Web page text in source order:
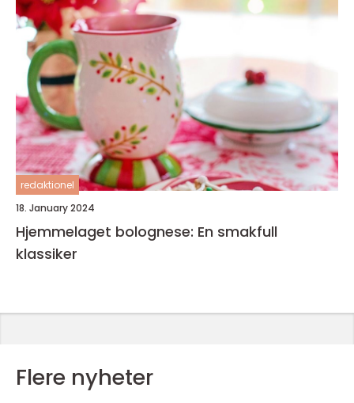
redaktionel
18. January 2024
Hjemmelaget bolognese: En smakfull
klassiker
Flere nyheter